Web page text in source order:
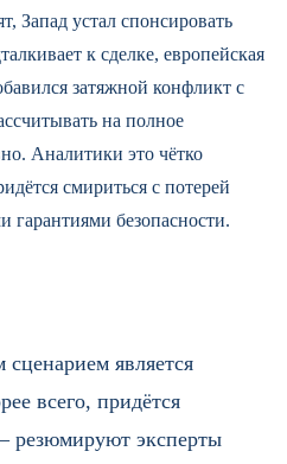
Запад устал спонсировать
к сделке, европейская
затяжной конфликт с
на полное
Аналитики это чётко
смириться с потерей
гарантиями безопасности.
является
всего, придётся
резюмируют эксперты